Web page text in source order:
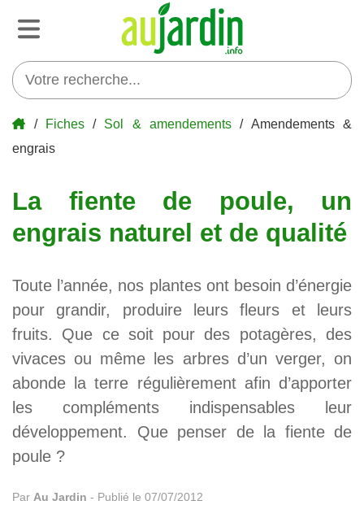
/ Fiches/ Sol & amendements / Amendements &
engrais
La fiente de poule, un
engrais naturel et de qualité
Toute l’année, nos plantes ont besoin d’énergie
pour grandir, produire leurs fleurs et leurs
fruits. Que ce soit pour des potagères, des
vivaces ou même les arbres d’un verger, on
abonde la terre régulièrement afin d’apporter
les compléments indispensables leur
développement. Que penser de la fiente de
poule ?
Par Au Jardin - Publié le 07/07/2012